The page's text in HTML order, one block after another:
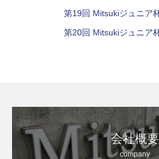
第19回 Mitsukiジュニア
第20回 Mitsukiジュニア
会社概要
company